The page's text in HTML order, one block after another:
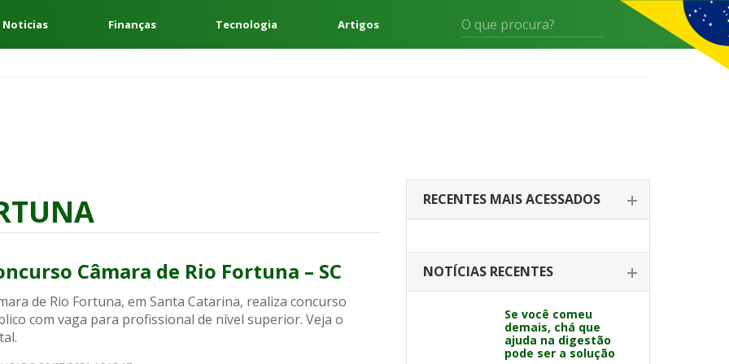
Finanças Tecnologia Artigos
Câmara de Rio Fortuna – SC
de Rio Fortuna, em Santa Catarina, realiza concurso
com vaga para profissional de nível superior. Veja o
RECENTES MAIS ACESSADOS
NOTÍCIAS RECENTES
Se você comeu
demais, chá que
ajuda na digestão
pode ser a solução